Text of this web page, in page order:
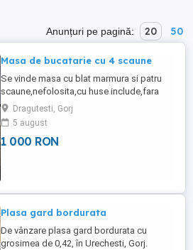
Anunțuri pe pagină: 20 50
Masa de bucatarie cu 4 scaune
Se vinde masa cu blat marmura si patru
scaune,nefolosita,cu huse include,fara
defecte dim 1,20 70 TEL
Dragutesti, Gorj
5 august
1 000 RON
Plasa gard bordurata
De vânzare plasa gard bordurata cu
grosimea de 0,42, în Urechesti, Gorj.